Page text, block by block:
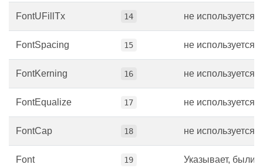
FontUFillTx 14 не используется.
FontSpacing 15 не используется.
FontKerning 16 не используется.
FontEqualize 17 не используется.
FontCap 18 не используется.
Font 19
Указывает, были